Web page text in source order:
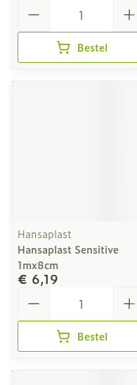
Bestel
Hansaplast
Hansaplast Sensitive
1mx8cm
€ 6,19
Bestel